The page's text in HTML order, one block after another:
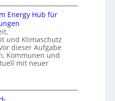
Energy Hub für
und Klimaschutz
dieser Aufgabe
Kommunen und
mit neuer